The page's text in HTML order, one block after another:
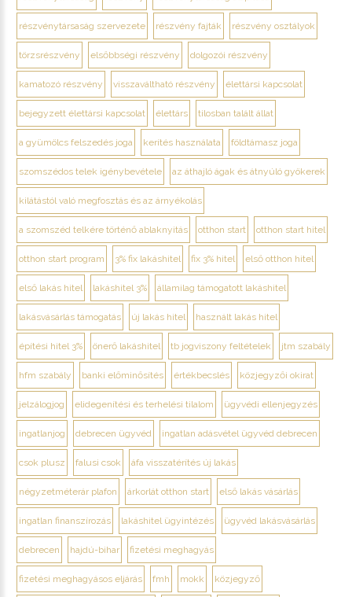
részvénytársaság szervezete részvény fajták részvény osztályok
törzsrészvény elsőbbségi részvény dolgozói részvény
kamatozó részvény visszaváltható részvény élettársi kapcsolat
bejegyzett élettársi kapcsolat élettárs tilosban talált állat
a gyümölcs felszedés joga kerítés használata földtámasz joga
szomszédos telek igénybevétele az áthajló ágak és átnyúló gyökerek
kilátástól való megfosztás és az árnyékolás
a szomszéd telkére történő ablaknyitás otthon start otthon start hitel
otthon start program 3% fix lakáshitel fix 3% hitel első otthon hitel
első lakás hitel lakáshitel 3% államilag támogatott lakáshitel
lakásvásárlás támogatás új lakás hitel használt lakás hitel
építési hitel 3% önerő lakáshitel tb jogviszony feltételek jtm szabály
hfm szabály banki előminősítés értékbecslés közjegyzői okirat
jelzálogjog elidegenítési és terhelési tilalom ügyvédi ellenjegyzés
ingatlanjog debrecen ügyvéd ingatlan adásvétel ügyvéd debrecen
csok plusz falusi csok áfa visszatérítés új lakás
négyzetméterár plafon árkorlát otthon start első lakás vásárlás
ingatlan finanszírozás lakáshitel ügyintézés ügyvéd lakásvásárlás
debrecen hajdú-bihar fizetési meghagyás
fizetési meghagyásos eljárás fmh mokk közjegyző